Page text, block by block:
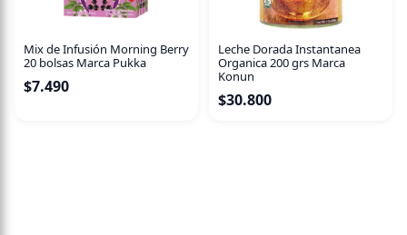
Mix de Infusión Morning Berry
20 bolsas Marca Pukka
$7.490
Leche Dorada Instantanea
Organica 200 grs Marca
Konun
$30.800